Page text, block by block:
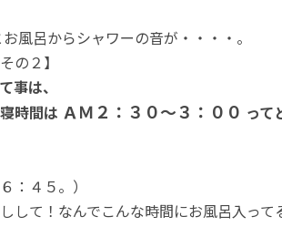
お風呂からシャワーの音が・・・・。
の２】
事は、
は ＡＭ２：３０～３：００ って
：４５。）
して！なんでこんな時間にお風呂入っ